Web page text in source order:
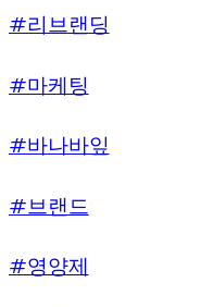
#리브랜딩
#마케팅
#바나바잎
#브랜드
#영양제